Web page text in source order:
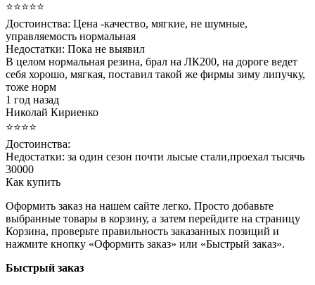
⭐⭐⭐⭐⭐
Достоинства: Цена -качество, мягкие, не шумные,
управляемость нормальная
Недостатки: Пока не выявил
В целом нормальная резина, брал на ЛК200, на дороге ведет
себя хорошо, мягкая, поставил такой же фирмы зиму липучку,
тоже норм
1 год назад
Николай Кириенко
⭐⭐⭐⭐
Достоинства:
Недостатки: за один сезон почти лысые стали,проехал тысячь
30000
Как купить
Оформить заказ на нашем сайте легко. Просто добавьте
выбранные товары в корзину, а затем перейдите на страницу
Корзина, проверьте правильность заказанных позиций и
нажмите кнопку «Оформить заказ» или «Быстрый заказ».
Быстрый заказ